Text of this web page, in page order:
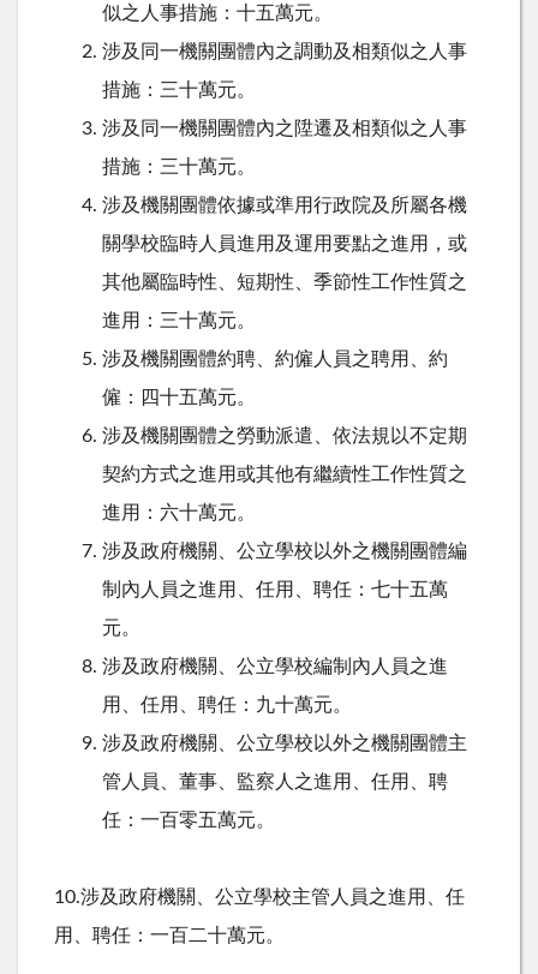
似之人事措施：十五萬元。
涉及同一機關團體內之調動及相類似之人事
措施：三十萬元。
涉及同一機關團體內之陞遷及相類似之人事
措施：三十萬元。
涉及機關團體依據或準用行政院及所屬各機
關學校臨時人員進用及運用要點之進用，或
其他屬臨時性、短期性、季節性工作性質之
進用：三十萬元。
涉及機關團體約聘、約僱人員之聘用、約
僱：四十五萬元。
涉及機關團體之勞動派遣、依法規以不定期
契約方式之進用或其他有繼續性工作性質之
進用：六十萬元。
涉及政府機關、公立學校以外之機關團體編
制內人員之進用、任用、聘任：七十五萬
元。
涉及政府機關、公立學校編制內人員之進
用、任用、聘任：九十萬元。
涉及政府機關、公立學校以外之機關團體主
管人員、董事、監察人之進用、任用、聘
任：一百零五萬元。
10.涉及政府機關、公立學校主管人員之進用、任
用、聘任：一百二十萬元。